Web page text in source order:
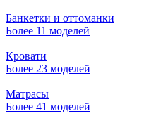
Банкетки и оттоманки
Более 11 моделей
Кровати
Более 23 моделей
Матрасы
Более 41 моделей